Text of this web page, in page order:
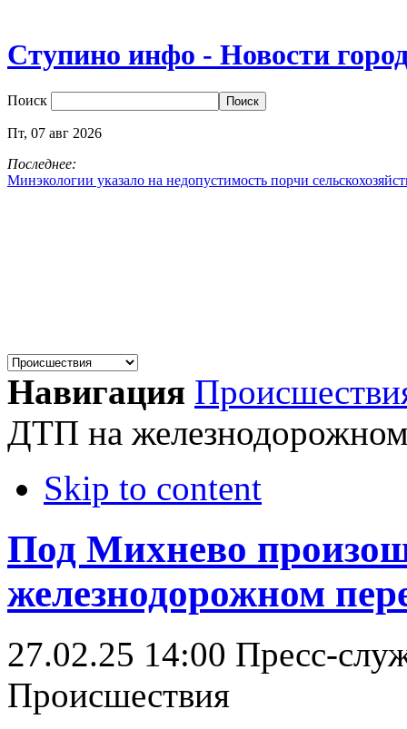
Ступино инфо - Новости
Поиск
Пт, 07 авг 2026
Последнее:
Минэкологии указало на недопустимость порчи
Навигация
ДТП на железнодорожном
Skip to content
Под Михнево
железнодорожном
27.02.25 14:00 Пресс-
Происшествия